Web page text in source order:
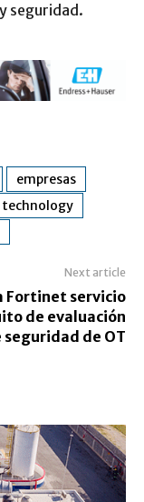
seguridad.
empresas
technology
Next article
Fortinet servicio
de evaluación
seguridad de OT